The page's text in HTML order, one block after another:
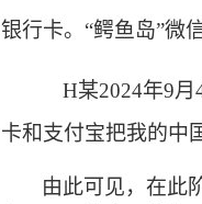
银行卡。 “鳄鱼岛”微
H某2024年9月
卡和支付宝把我的中
由此可见，在此